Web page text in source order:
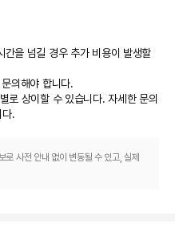
간을 넘길 경우 추가 비용이 발생할
의해야 합니다.
로 상이할 수 있습니다. 자세한 문의
다.
로 사전 안내 없이 변동될 수 있고, 실제